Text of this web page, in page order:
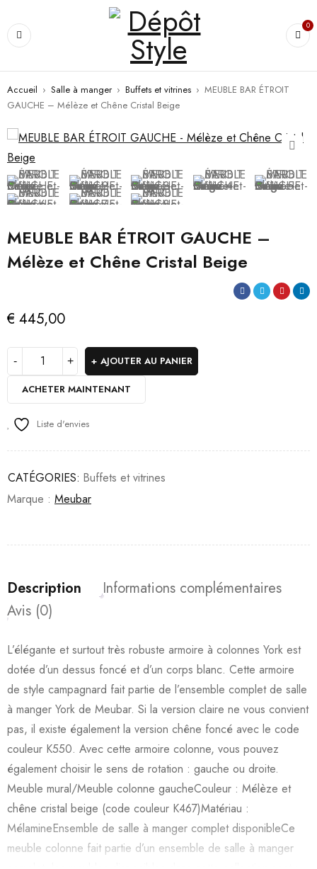
0
Accueil › Salle à manger › Buffets et vitrines › MEUBLE BAR ÉTROIT
GAUCHE – Mélèze et Chêne Cristal Beige
MEUBLE BAR ÉTROIT GAUCHE –
Mélèze et Chêne Cristal Beige
€ 445,00
AJOUTER AU PANIER
ACHETER MAINTENANT
Liste d'envies
CATÉGORIES: Buffets et vitrines
Marque : Meubar
Description
Informations complémentaires
Avis (0)
L’élégante et surtout très robuste armoire à colonnes York est
dotée d’un dessus foncé et d’un corps blanc. Cette armoire
de style campagnard fait partie de l’ensemble complet de salle
à manger York de Meubar. Si la version claire ne vous convient
pas, il existe également la version chêne foncé avec le code
couleur K550. Avec cette armoire colonne, vous pouvez
également choisir le sens de rotation : gauche ou droite.
Meuble mural/Meuble colonne gaucheCouleur : Mélèze et
chêne cristal beige (code couleur K467)Matériau :
MélamineEnsemble de salle à manger complet disponibleCe
meuble colonne fait partie d’un ensemble de salle à manger